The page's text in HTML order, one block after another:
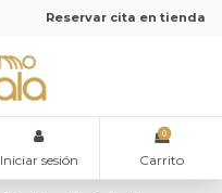
Reservar cita en tienda
Iniciar sesión
0
Carrito